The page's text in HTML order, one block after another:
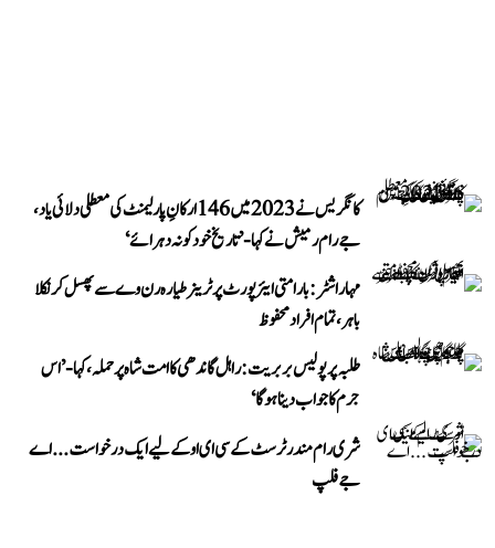
کانگریس نے 2023 میں 146 ارکانِ پارلیمنٹ کی معطلی دلائی یاد،
جے رام رمیش نے کہا- ’تاریخ خود کو نہ دہرائے‘
مہاراشٹر: بارامتی ایئرپورٹ پر ٹرینر طیارہ رن وے سے پھسل کر نکلا
باہر، تمام افراد محفوظ
طلبہ پر پولیس بربریت: راہل گاندھی کا امت شاہ پر حملہ، کہا- ’اس
جرم کا جواب دینا ہوگا‘
شری رام مندر ٹرسٹ کے سی ای او کے لیے ایک درخواست...اے
جے فلپ